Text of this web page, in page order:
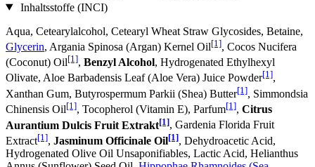
Inhaltsstoffe (INCI)
Aqua, Cetearylalcohol, Cetearyl Wheat Straw Glycosides, Betaine,
Glycerin, Argania Spinosa (Argan) Kernel Oil[1], Cocos Nucifera
(Coconut) Oil[1], Benzyl Alcohol, Hydrogenated Ethylhexyl
Olivate, Aloe Barbadensis Leaf (Aloe Vera) Juice Powder[1],
Xanthan Gum, Butyrospermum Parkii (Shea) Butter[1], Simmondsia
Chinensis Oil[1], Tocopherol (Vitamin E), Parfum[1], Citrus
Aurantium Dulcis Fruit Extrakt[1], Gardenia Florida Fruit
Extract[1], Jasminum Officinale Oil[1], Dehydroacetic Acid,
Hydrogenated Olive Oil Unsaponifiables, Lactic Acid, Helianthus